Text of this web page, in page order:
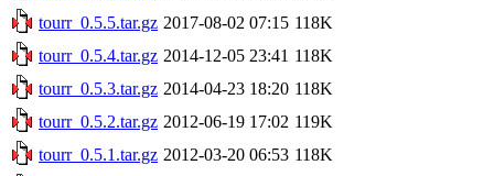
tourr_0.5.5.tar.gz 2017-08-02 07:15 118K
tourr_0.5.4.tar.gz 2014-12-05 23:41 118K
tourr_0.5.3.tar.gz 2014-04-23 18:20 118K
tourr_0.5.2.tar.gz 2012-06-19 17:02 119K
tourr_0.5.1.tar.gz 2012-03-20 06:53 118K